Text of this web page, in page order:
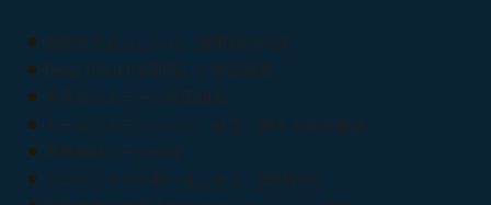
不具合のエラーの原因追及
業務補助ツール作成